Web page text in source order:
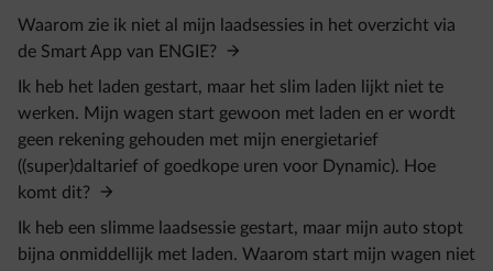
Waarom zie ik niet al mijn laadsessies in het overzicht via
de Smart App van ENGIE?
Ik heb het laden gestart, maar het slim laden lijkt niet te
werken. Mijn wagen start gewoon met laden en er wordt
geen rekening gehouden met mijn energietarief
((super)daltarief of goedkope uren voor Dynamic). Hoe
komt dit?
Ik heb een slimme laadsessie gestart, maar mijn auto stopt
bijna onmiddellijk met laden. Waarom start mijn wagen niet